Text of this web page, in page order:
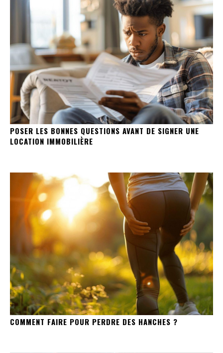
POSER LES BONNES QUESTIONS AVANT DE SIGNER UNE
LOCATION IMMOBILIÈRE
COMMENT FAIRE POUR PERDRE DES HANCHES ?